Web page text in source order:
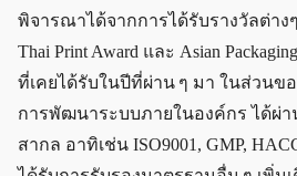
พิจารณาได้จากการได้รับรางวัลต่าง
Thai Print Award และ Asian
ที่เคยได้รับในปีที่ผ่าน ๆ มา ในส่วนข
การพัฒนาระบบภายในองค์กร ได้ผ่
สากล อาทิเช่น ISO9001, GMP,